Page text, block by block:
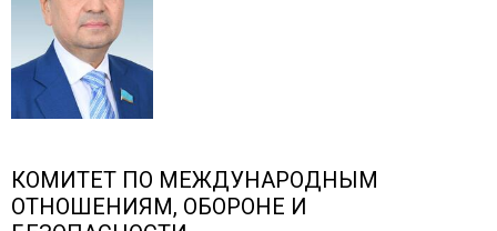
КОМИТЕТ ПО МЕЖДУНАРОДНЫМ
ОТНОШЕНИЯМ, ОБОРОНЕ И